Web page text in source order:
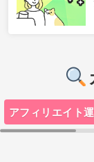
アフィリエイト